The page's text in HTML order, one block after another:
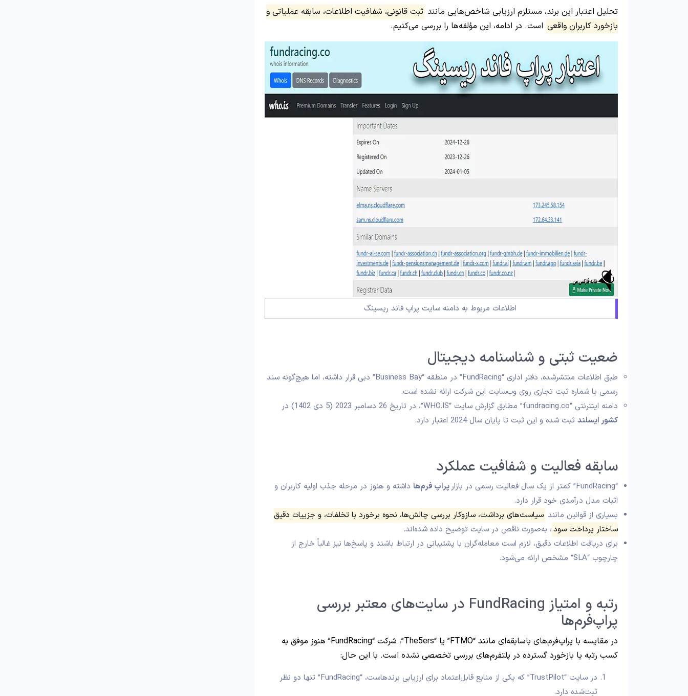
تحلیل اعتبار این برند، مستلزم ارزیابی شاخص‌هایی مانند ثبت قانونی، شفافیت اطلاعات، سابقه عملیاتی و
بازخورد کاربران واقعی است. در ادامه، این مؤلفه‌ها را بررسی می‌کنیم.
اطلاعات مربوط به دامنه سایت پراپ فاند ریسینگ
ضعیت ثبتی و شناسنامه دیجیتال
طبق اطلاعات منتشرشده، دفتر اداری “FundRacing” در منطقه “Business Bay” دبی قرار داشته، اما هیچ‌گونه سند
رسمی یا شماره ثبت تجاری روی وب‌سایت این شرکت ارائه نشده است.
دامنه اینترنتی “fundracing.co” مطابق گزارش سایت “WHO.IS”، در تاریخ 26 دسامبر 2023 (5 دی 1402) در
کشور ایسلند ثبت شده و این ثبت تا پایان سال 2024 اعتبار دارد.
سابقه فعالیت و شفافیت عملکرد
“FundRacing” کمتر از یک سال فعالیت رسمی در بازار پراپ فرم‌ها داشته و هنوز در مرحله جذب اولیه کاربران و
اثبات مدل درآمدی خود قرار دارد.
بسیاری از قوانین مانند سیاست‌های برداشت، سازوکار بررسی چالش‌ها، نحوه برخورد با تخلفات، و جزییات دقیق
ساختار پرداخت سود، به‌صورت ناقص در سایت توضیح داده شده‌اند.
برای دریافت اطلاعات دقیق، لازم است معامله‌گران با پشتیبانی در ارتباط باشند و پاسخ‌ها نیز غالباً خارج از
چارچوب “SLA” مشخص ارائه می‌شود.
رتبه و امتیاز FundRacing در سایت‌های معتبر بررسی
پراپ‌فرم‌ها
در مقایسه با پراپ‌فرم‌های باسابقه‌ای مانند “FTMO” یا “The5ers”، شرکت “FundRacing” هنوز موفق به
کسب رتبه یا بازخورد گسترده در پلتفرم‌های بررسی تخصصی نشده است. با این حال:
در سایت “TrustPilot” که یکی از منابع قابل‌اعتماد برای ارزیابی برندهاست، “FundRacing” تنها دو نظر
ثبت‌شده دارد.